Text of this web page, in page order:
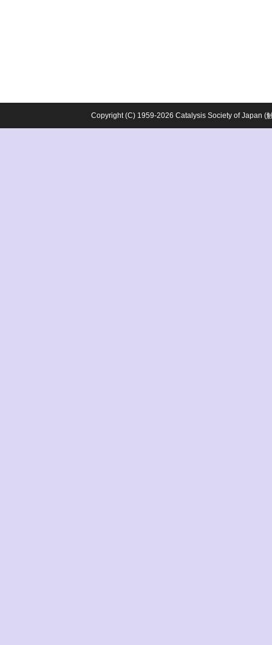
Copyright (C) 1959-2026 Catalysis Society of Japan (